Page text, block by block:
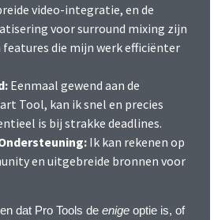
video-integratie, en de
voor surround mixing zijn
features die mijn werk efficiënter
Eenmaal gewend aan de
Tool, kan ik snel en precies
is bij strakke deadlines.
Ik kan rekenen op
en uitgebreide bronnen voor
dat Pro Tools de enige optie is, of